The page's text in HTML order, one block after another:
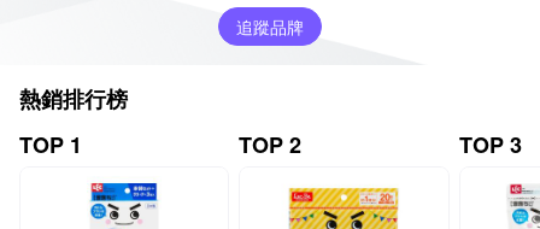
追蹤品牌
熱銷排行榜
TOP 1
TOP 2 TOP 3